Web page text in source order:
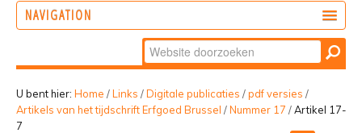
NAVIGATION
BELEVEN
Zoek
Geavanceerd
zoeken...
U bent hier: Home /Links /Digitale publicaties /pdf versies /
Artikels van het tijdschrift Erfgoed Brussel /Nummer 17 /Artikel 17-
7